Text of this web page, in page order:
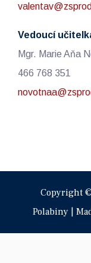
Vedoucí
Mgr. Marie Aňa
466 768 351
Copyright
Polabiny |